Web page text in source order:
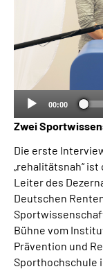
Inhalte in
Leichte
00:00
Zwei
Die erste
„rehalitätsnah“
Leiter des
Deutschen
Bühne vom
Prävention und
Sporthochschule